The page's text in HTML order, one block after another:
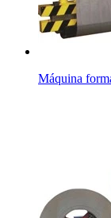
Máquina